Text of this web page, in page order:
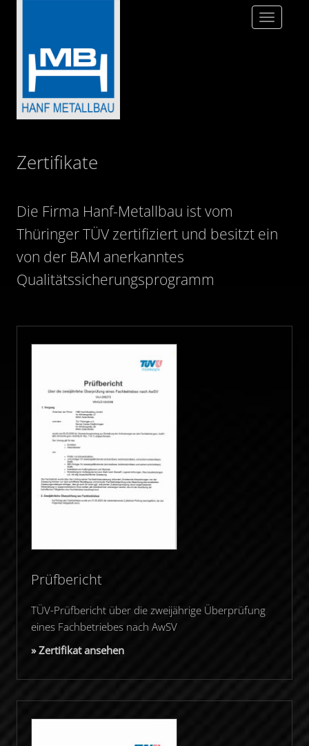
Toggle
Zertifikate
Die Firma Hanf-Metallbau ist vom
Thüringer TÜV zertifiziert und besitzt ein
von der BAM anerkanntes
Qualitätssicherungsprogramm
Prüfbericht
TÜV-Prüfbericht über die zweijährige Überprüfung
eines Fachbetriebes nach AwSV
» Zertifikat ansehen